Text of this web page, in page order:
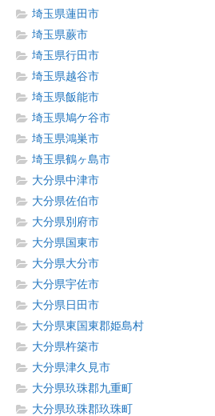
埼玉県蓮田市
埼玉県蕨市
埼玉県行田市
埼玉県越谷市
埼玉県飯能市
埼玉県鳩ケ谷市
埼玉県鴻巣市
埼玉県鶴ヶ島市
大分県中津市
大分県佐伯市
大分県別府市
大分県国東市
大分県大分市
大分県宇佐市
大分県日田市
大分県東国東郡姫島村
大分県杵築市
大分県津久見市
大分県玖珠郡九重町
大分県玖珠郡玖珠町